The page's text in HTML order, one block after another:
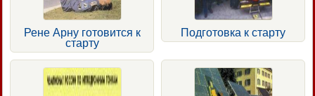
Рене Арну готовится к
старту
Подготовка к старту